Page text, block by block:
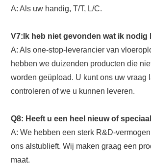
A: Als uw handig, T/T, L/C.
V7:Ik heb niet gevonden wat ik nodig
A: Als one-stop-leverancier van
hebben we duizenden producten die
worden geüpload. U kunt ons uw vraag
controleren of we u kunnen leveren.
Q8: Heeft u een heel nieuw of
A: We hebben een sterk R&D-
ons alstublieft. Wij maken graag een
maat.